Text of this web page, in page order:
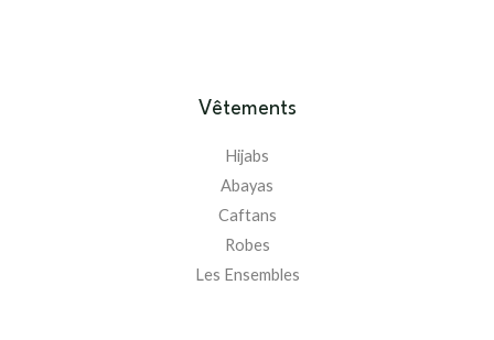
Vêtements
Hijabs
Abayas
Caftans
Robes
Les Ensembles